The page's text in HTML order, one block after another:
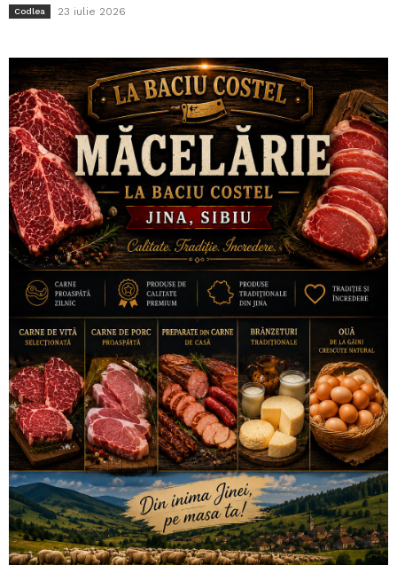
Codlea 23 iulie 2026